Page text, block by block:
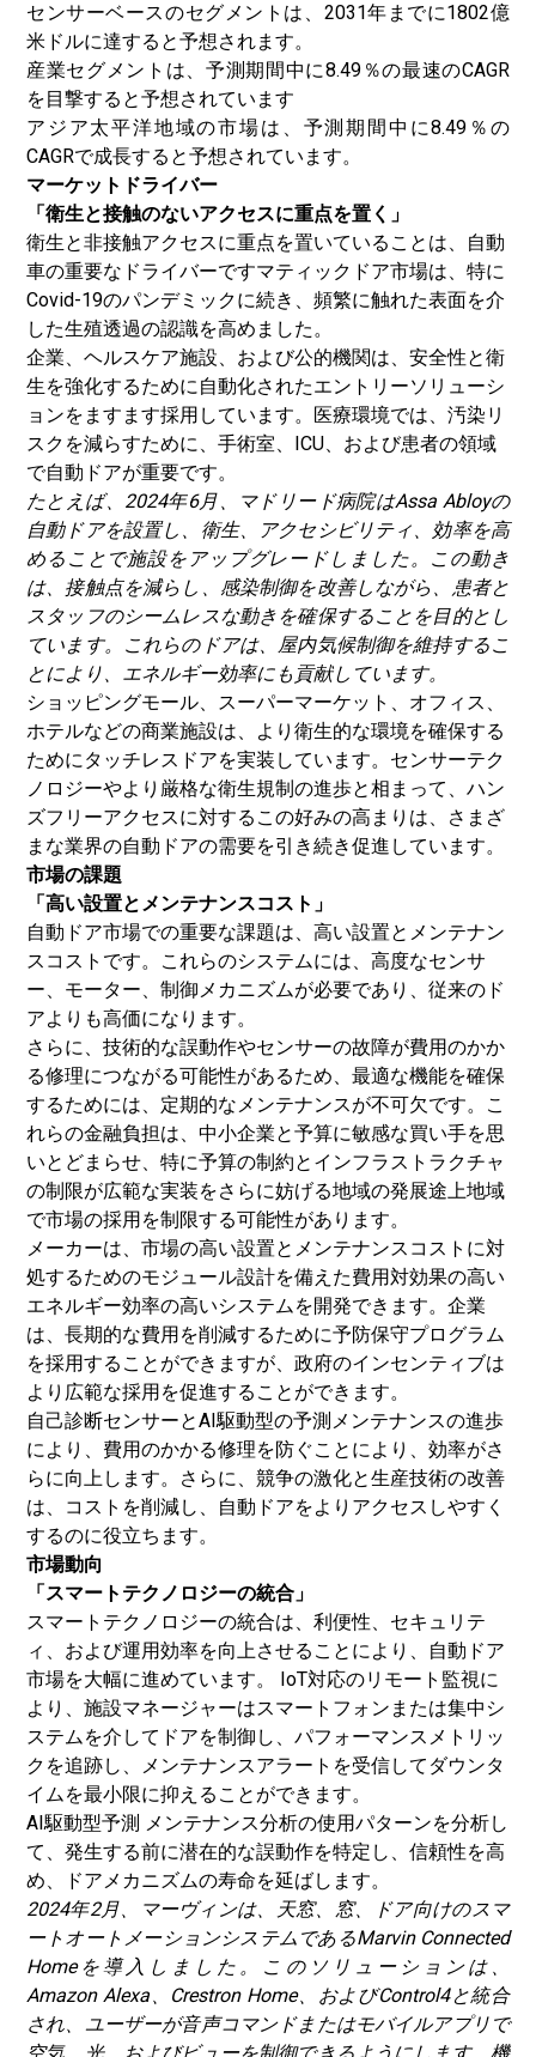
センサーベースのセグメントは、2031年までに1802億
米ドルに達すると予想されます。
産業セグメントは、予測期間中に8.49％の最速のCAGR
を目撃すると予想されています
アジア太平洋地域の市場は、予測期間中に8.49％の
CAGRで成長すると予想されています。
マーケットドライバー
「衛生と接触のないアクセスに重点を置く」
衛生と非接触アクセスに重点を置いていることは、自動
車の重要なドライバーですマティックドア市場は、特に
Covid-19のパンデミックに続き、頻繁に触れた表面を介
した生殖透過の認識を高めました。
企業、ヘルスケア施設、および公的機関は、安全性と衛
生を強化するために自動化されたエントリーソリューシ
ョンをますます採用しています。医療環境では、汚染リ
スクを減らすために、手術室、ICU、および患者の領域
で自動ドアが重要です。
たとえば、2024年6月、マドリード病院はAssa Abloyの
自動ドアを設置し、衛生、アクセシビリティ、効率を高
めることで施設をアップグレードしました。この動き
は、接触点を減らし、感染制御を改善しながら、患者と
スタッフのシームレスな動きを確保することを目的とし
ています。これらのドアは、屋内気候制御を維持するこ
とにより、エネルギー効率にも貢献しています。
ショッピングモール、スーパーマーケット、オフィス、
ホテルなどの商業施設は、より衛生的な環境を確保する
ためにタッチレスドアを実装しています。センサーテク
ノロジーやより厳格な衛生規制の進歩と相まって、ハン
ズフリーアクセスに対するこの好みの高まりは、さまざ
まな業界の自動ドアの需要を引き続き促進しています。
市場の課題
「高い設置とメンテナンスコスト」
自動ドア市場での重要な課題は、高い設置とメンテナン
スコストです。これらのシステムには、高度なセンサ
ー、モーター、制御メカニズムが必要であり、従来のド
アよりも高価になります。
さらに、技術的な誤動作やセンサーの故障が費用のかか
る修理につながる可能性があるため、最適な機能を確保
するためには、定期的なメンテナンスが不可欠です。こ
れらの金融負担は、中小企業と予算に敏感な買い手を思
いとどまらせ、特に予算の制約とインフラストラクチャ
の制限が広範な実装をさらに妨げる地域の発展途上地域
で市場の採用を制限する可能性があります。
メーカーは、市場の高い設置とメンテナンスコストに対
処するためのモジュール設計を備えた費用対効果の高い
エネルギー効率の高いシステムを開発できます。企業
は、長期的な費用を削減するために予防保守プログラム
を採用することができますが、政府のインセンティブは
より広範な採用を促進することができます。
自己診断センサーとAI駆動型の予測メンテナンスの進歩
により、費用のかかる修理を防ぐことにより、効率がさ
らに向上します。さらに、競争の激化と生産技術の改善
は、コストを削減し、自動ドアをよりアクセスしやすく
するのに役立ちます。
市場動向
「スマートテクノロジーの統合」
スマートテクノロジーの統合は、利便性、セキュリテ
ィ、および運用効率を向上させることにより、自動ドア
市場を大幅に進めています。 IoT対応のリモート監視に
より、施設マネージャーはスマートフォンまたは集中シ
ステムを介してドアを制御し、パフォーマンスメトリッ
クを追跡し、メンテナンスアラートを受信して​​ダウンタ
イムを最小限に抑えることができます。
AI駆動型予測 メンテナンス分析の使用パターンを分析し
て、発生する前に潜在的な誤動作を特定し、信頼性を高
め、ドアメカニズムの寿命を延ばします。
2024年2月、マーヴィンは、天窓、窓、ドア向けのスマ
ートオートメーションシステムであるMarvin Connected
Homeを導入しました。このソリューションは、
Amazon Alexa、Crestron Home、およびControl4と統合
され、ユーザーが音声コマンドまたはモバイルアプリで